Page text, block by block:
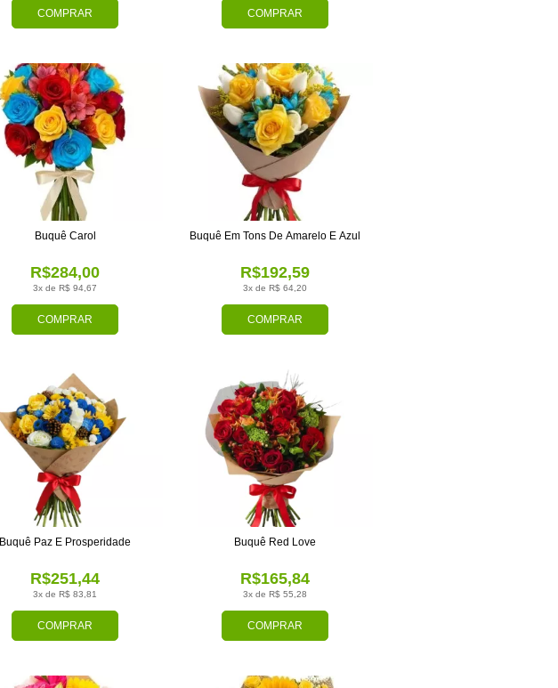
COMPRAR COMPRAR
COMPRAR
3x de R$ 94,67
R$284,00
Buquê Carol
COMPRAR
3x de R$ 64,20
R$192,59
Buquê Em Tons De Amarelo E Azul
COMPRAR
3x de R$ 83,81
R$251,44
Buquê Paz E Prosperidade
COMPRAR
3x de R$ 55,28
R$165,84
Buquê Red Love